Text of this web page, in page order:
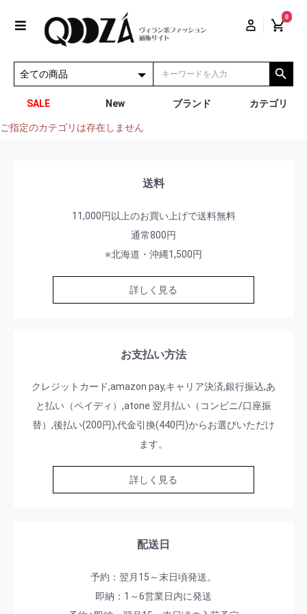
0
SALE New ブランド カテゴリ
ご指定のカテゴリは存在しません
送料
11,000円以上のお買い上げで送料無料
通常800円
※北海道・沖縄1,500円
詳しく見る
お支払い方法
クレジットカード,amazon pay,キャリア決済,銀行振込,あ
と払い（ペイディ）,atone 翌月払い（コンビニ/口座振
替）,後払い(200円),代金引換(440円)からお選びいただけ
ます。
詳しく見る
配送日
予約：翌月15～末日頃発送。
即納：1～6営業日内に発送